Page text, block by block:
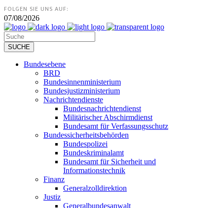
FOLGEN SIE UNS AUF:
07/08/2026
Bundesebene
BRD
Bundesinnenministerium
Bundesjustizministerium
Nachrichtendienste
Bundesnachrichtendienst
Militärischer Abschirmdienst
Bundesamt für Verfassungsschutz
Bundessicherheitsbehörden
Bundespolizei
Bundeskriminalamt
Bundesamt für Sicherheit und
Informationstechnik
Finanz
Generalzolldirektion
Justiz
Generalbundesanwalt